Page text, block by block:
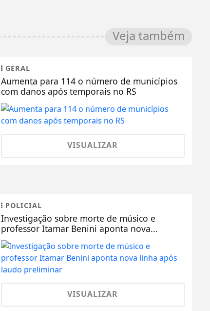
Veja também
GERAL
Aumenta para 114 o número de municípios
com danos após temporais no RS
VISUALIZAR
POLICIAL
Investigação sobre morte de músico e
professor Itamar Benini aponta nova...
VISUALIZAR